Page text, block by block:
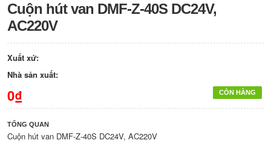
Cuộn hút van DMF-Z-40S DC24V,
AC220V
Xuất xứ:
Nhà sản xuất:
CÒN HÀNG
0₫
TỔNG QUAN
Cuộn hút van DMF-Z-40S DC24V, AC220V